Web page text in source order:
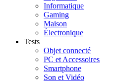
Informatique
Gaming
Maison
Électronique
Tests
Objet connecté
PC et Accessoires
Smartphone
Son et Vidéo